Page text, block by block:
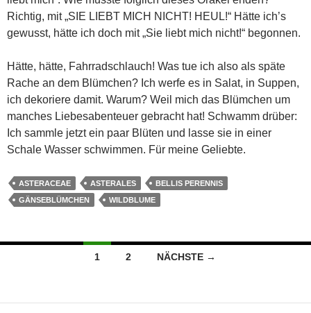
Richtig, mit „SIE LIEBT MICH NICHT! HEUL!“ Hätte ich’s
gewusst, hätte ich doch mit „Sie liebt mich nicht!“ begonnen.
Hätte, hätte, Fahrradschlauch! Was tue ich also als späte
Rache an dem Blümchen? Ich werfe es in Salat, in Suppen,
ich dekoriere damit. Warum? Weil mich das Blümchen um
manches Liebesabenteuer gebracht hat! Schwamm drüber:
Ich sammle jetzt ein paar Blüten und lasse sie in einer
Schale Wasser schwimmen. Für meine Geliebte.
ASTERACEAE ASTERALES
BELLIS PERENNIS
GÄNSEBLÜMCHEN
WILDBLUME
Beitragsnavigation
1 2 NÄCHSTE →